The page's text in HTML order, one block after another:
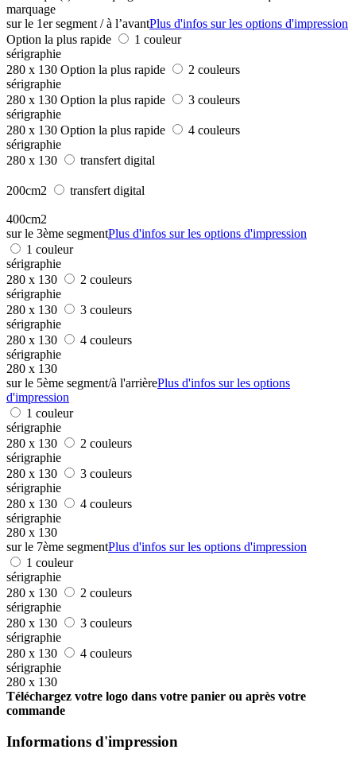
marquage
sur le 1er segment / à l’avantPlus d'infos sur les options d'impression
Option la plus rapide
1 couleur
sérigraphie
280 x 130 Option la plus rapide
2 couleurs
sérigraphie
280 x 130 Option la plus rapide
3 couleurs
sérigraphie
280 x 130 Option la plus rapide
4 couleurs
sérigraphie
280 x 130
transfert digital
200cm2 transfert digital
400cm2
sur le 3ème segmentPlus d'infos sur les options d'impression
1 couleur
sérigraphie
280 x 130
2 couleurs
sérigraphie
280 x 130
3 couleurs
sérigraphie
280 x 130
4 couleurs
sérigraphie
280 x 130
sur le 5ème segment/à l'arrièrePlus d'infos sur les options
d'impression
1 couleur
sérigraphie
280 x 130
2 couleurs
sérigraphie
280 x 130
3 couleurs
sérigraphie
280 x 130
4 couleurs
sérigraphie
280 x 130
sur le 7ème segmentPlus d'infos sur les options d'impression
1 couleur
sérigraphie
280 x 130
2 couleurs
sérigraphie
280 x 130
3 couleurs
sérigraphie
280 x 130
4 couleurs
sérigraphie
280 x 130
Téléchargez votre logo dans votre panier ou après votre
commande
Informations d'impression